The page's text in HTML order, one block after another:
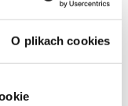
O plikach cookies
rozpieszcza